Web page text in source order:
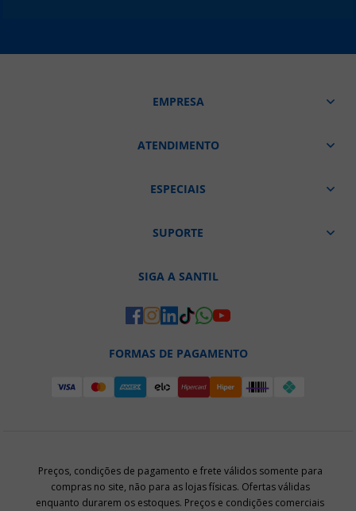
EMPRESA
ATENDIMENTO
ESPECIAIS
SUPORTE
SIGA A SANTIL
FORMAS DE PAGAMENTO
Preços, condições de pagamento e frete válidos somente para
compras no site, não para as lojas físicas. Ofertas válidas
enquanto durarem os estoques. Preços e condições comerciais